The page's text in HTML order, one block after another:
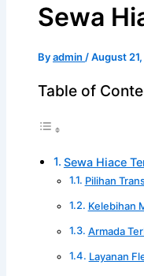
Sewa
Byadmin /August
Table of
Sewa Hiace
Pilihan
Kelebihan
Armada
Layanan